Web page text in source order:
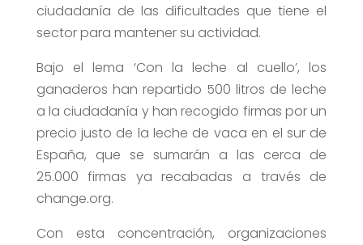
ciudadanía de las dificultades que tiene el
sector para mantener su actividad.
Bajo el lema ‘Con la leche al cuello’, los
ganaderos han repartido 500 litros de leche
a la ciudadanía y han recogido firmas por un
precio justo de la leche de vaca en el sur de
España, que se sumarán a las cerca de
25.000 firmas ya recabadas a través de
change.org.
Con esta concentración, organizaciones